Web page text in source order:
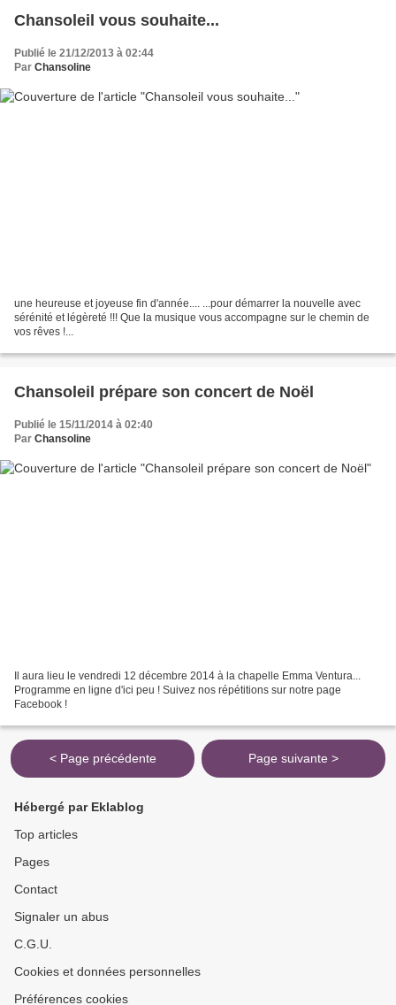
Chansoleil vous souhaite...
Publié le 21/12/2013 à 02:44
Par Chansoline
une heureuse et joyeuse fin d'année.... ...pour démarrer la nouvelle avec
sérénité et légèreté !!! Que la musique vous accompagne sur le chemin de
vos rêves !...
Chansoleil prépare son concert de Noël
Publié le 15/11/2014 à 02:40
Par Chansoline
Il aura lieu le vendredi 12 décembre 2014 à la chapelle Emma Ventura...
Programme en ligne d'ici peu ! Suivez nos répétitions sur notre page
Facebook !
< Page précédente Page suivante >
Hébergé par Eklablog
Top articles
Pages
Contact
Signaler un abus
C.G.U.
Cookies et données personnelles
Préférences cookies